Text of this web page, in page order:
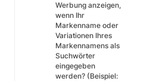
Werbung anzeigen,
wenn Ihr
Markenname oder
Variationen Ihres
Markennamens als
Suchwörter
eingegeben
werden? (Beispiel: